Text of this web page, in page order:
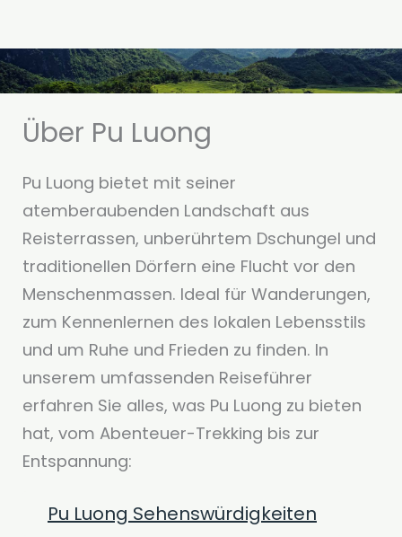
Über Pu Luong
Pu Luong bietet mit seiner
atemberaubenden Landschaft aus
Reisterrassen, unberührtem Dschungel und
traditionellen Dörfern eine Flucht vor den
Menschenmassen. Ideal für Wanderungen,
zum Kennenlernen des lokalen Lebensstils
und um Ruhe und Frieden zu finden. In
unserem umfassenden Reiseführer
erfahren Sie alles, was Pu Luong zu bieten
hat, vom Abenteuer-Trekking bis zur
Entspannung:
Pu Luong Sehenswürdigkeiten